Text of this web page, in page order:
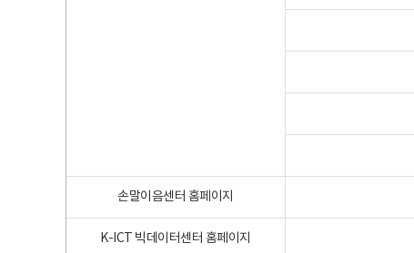
손말이음센터 홈페이지
K-ICT 빅데이터센터 홈페이지